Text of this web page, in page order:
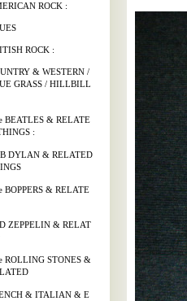
ROCK :
ROCK :
& WESTERN /
GRASS / HILLBILL
BEATLES & RELATE
:
DYLAN & RELATED
BOPPERS & RELATE
ZEPPELIN & RELAT
ROLLING STONES &
& ITALIAN & E